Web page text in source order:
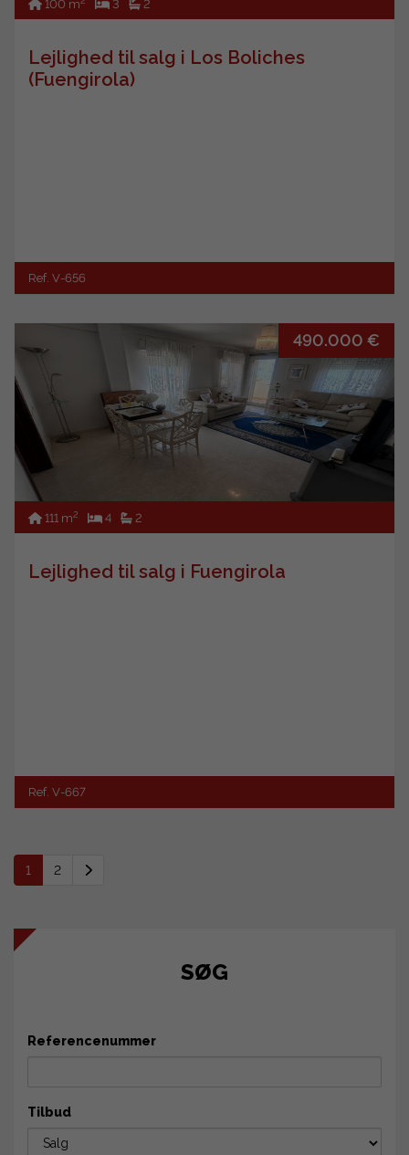
100 m 3 2
Lejlighed til salg i Los Boliches
(Fuengirola)
Ref. V-656
490.000 €
111 m2 4 2
Lejlighed til salg i Fuengirola
Ref. V-667
1 2
SØG
Referencenummer
Tilbud